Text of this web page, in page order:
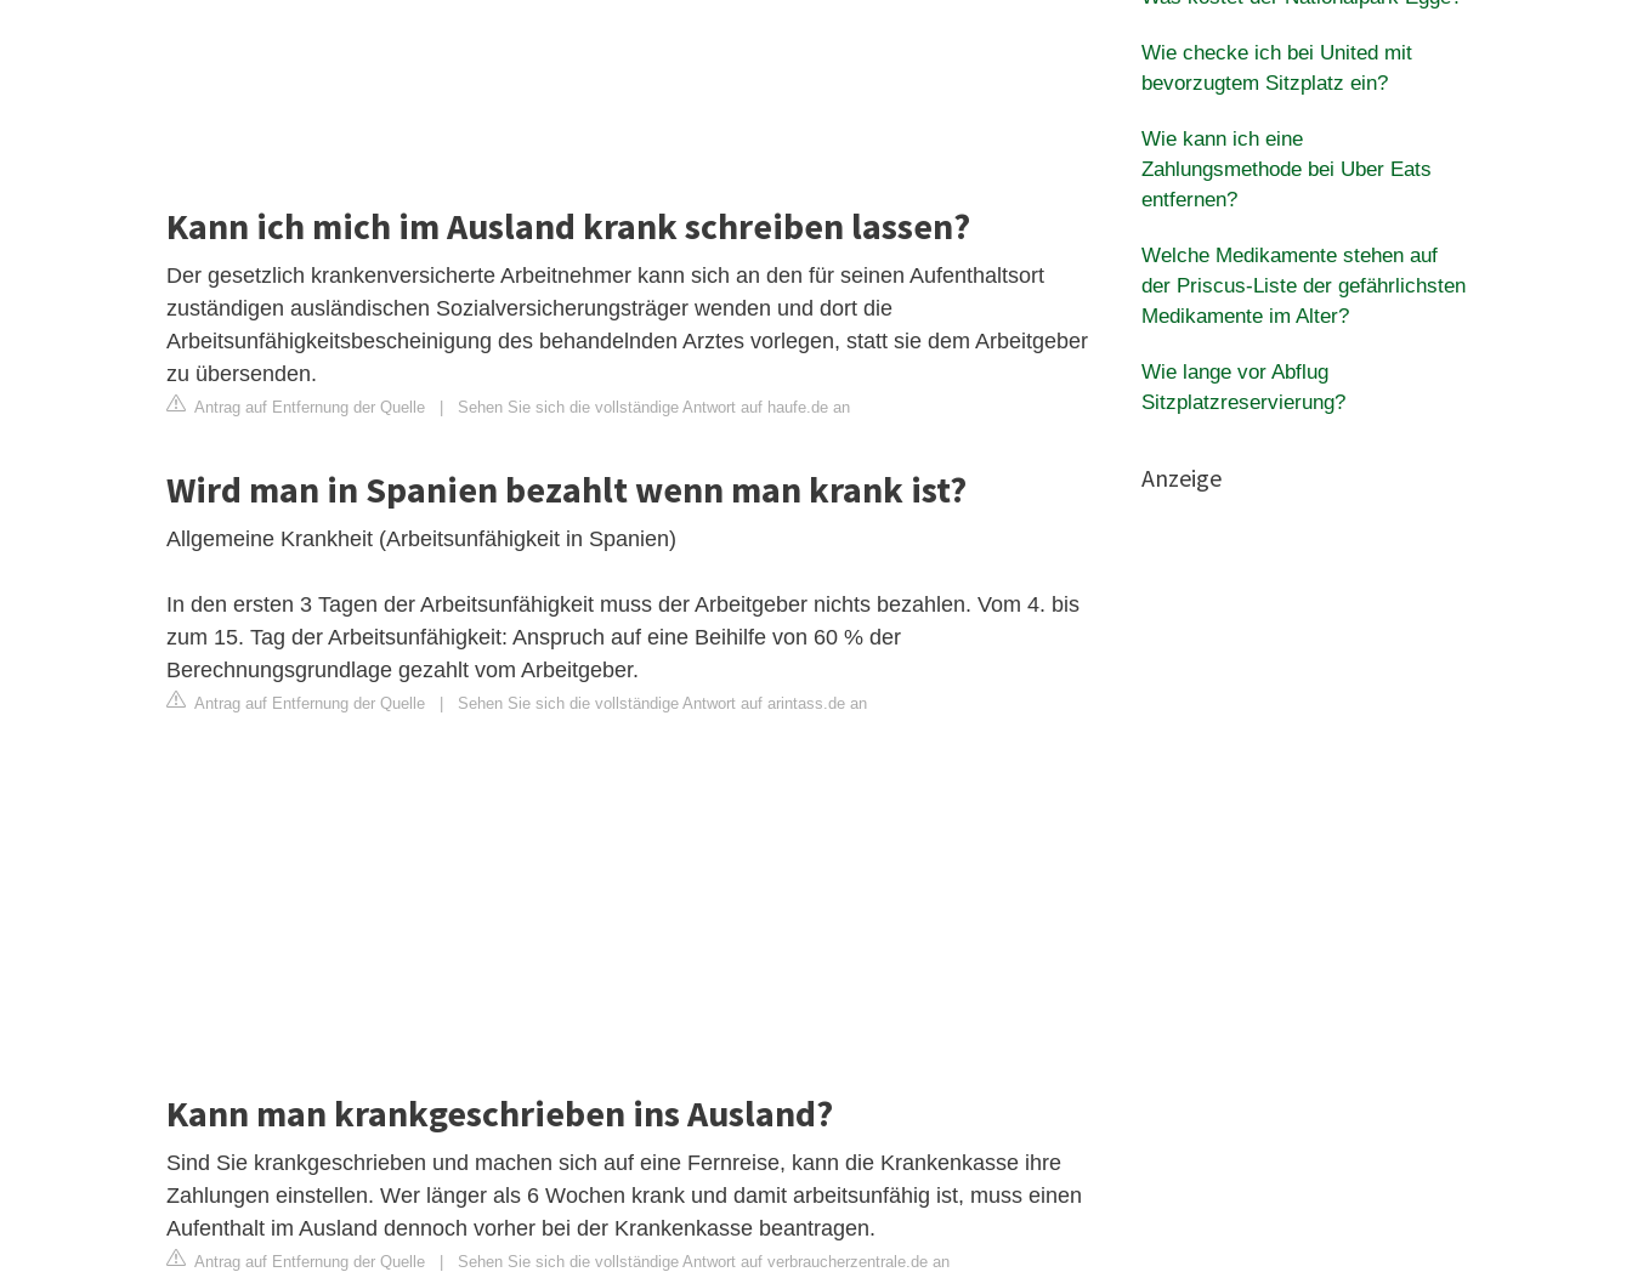
Kann ich mich im Ausland krank schreiben lassen?
Der gesetzlich krankenversicherte Arbeitnehmer kann sich an den für seinen Aufenthaltsort
zuständigen ausländischen Sozialversicherungsträger wenden und dort die
Arbeitsunfähigkeitsbescheinigung des behandelnden Arztes vorlegen, statt sie dem Arbeitgeber
zu übersenden.
Antrag auf Entfernung der Quelle Sehen Sie sich die vollständige Antwort auf haufe.de an
Wird man in Spanien bezahlt wenn man krank ist?
Allgemeine Krankheit (Arbeitsunfähigkeit in Spanien)
In den ersten 3 Tagen der Arbeitsunfähigkeit muss der Arbeitgeber nichts bezahlen. Vom 4. bis
zum 15. Tag der Arbeitsunfähigkeit: Anspruch auf eine Beihilfe von 60 % der
Berechnungsgrundlage gezahlt vom Arbeitgeber.
Antrag auf Entfernung der Quelle Sehen Sie sich die vollständige Antwort auf arintass.de an
Kann man krankgeschrieben ins Ausland?
Sind Sie krankgeschrieben und machen sich auf eine Fernreise, kann die Krankenkasse ihre
Zahlungen einstellen. Wer länger als 6 Wochen krank und damit arbeitsunfähig ist, muss einen
Aufenthalt im Ausland dennoch vorher bei der Krankenkasse beantragen.
Antrag auf Entfernung der Quelle Sehen Sie sich die vollständige Antwort auf verbraucherzentrale.de an
Wie checke ich bei United mit
bevorzugtem Sitzplatz ein?
Wie kann ich eine
Zahlungsmethode bei Uber Eats
entfernen?
Welche Medikamente stehen auf
der Priscus-Liste der gefährlichsten
Medikamente im Alter?
Wie lange vor Abflug
Sitzplatzreservierung?
Anzeige